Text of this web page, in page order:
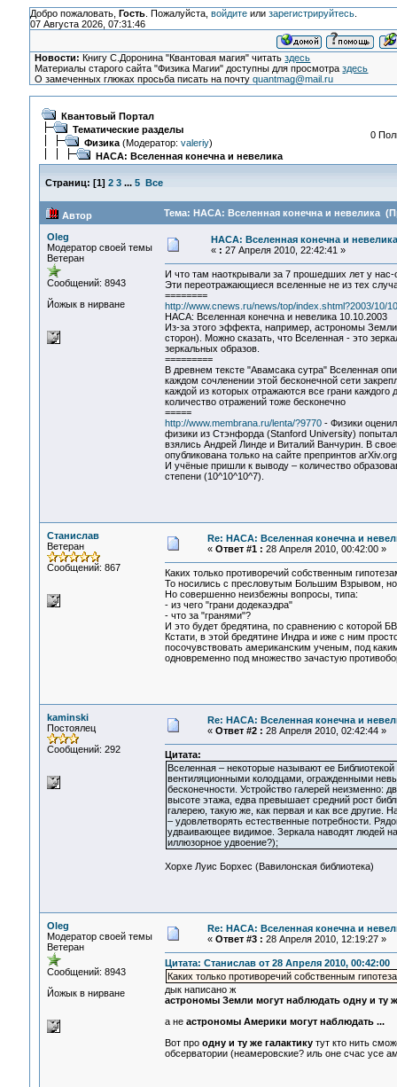
Добро пожаловать, Гость. Пожалуйста, войдитеили зарегистрируйтесь.
07 Августа 2026, 07:31:46
Новости: Книгу С.Доронина "Квантовая магия" читатьздесь
Материалы старого сайта "Физика Магии" доступны для просмотраздесь
О замеченных глюках просьба писать на почтуquantmag@mail.ru
Квантовый Портал
Тематические разделы
Физика(Модератор: valeriy)
НАСА: Вселенная конечна и невелика
0
Страниц: [1] 2 3 ... 5 Все
Автор Тема: НАСА: Вселенная конечна и невелика
Oleg
Модератор своей темы
Ветеран
Сообщений: 8943
Йожык в нирване
НАСА: Вселенная конечна и невелика
« : 27 Апреля 2010, 22:42:41 »
И что там наоткрывали за 7 прошедших лет у
Эти переотражающиеся вселенные не из тех
========
http://www.cnews.ru/news/top/index.shtml?2003/10/
НАСА: Вселенная конечна и невелика 10.10.2003
Из-за этого эффекта, например, астрономы
сторон). Можно сказать, что Вселенная - это
зеркальных образов.
=========
В древнем тексте "Авамсака сутра" Вселенная
каждом сочленении этой бесконечной сети
каждой из которых отражаются все грани
количество отражений тоже бесконечно
=====
http://www.membrana.ru/lenta/?9770- Физики
физики из Стэнфорда (Stanford University)
взялись Андрей Линде и Виталий Ванчурин. В
опубликована только на сайте препринтов
И учёные пришли к выводу – количество
степени (10^10^10^7).
Станислав
Ветеран
Сообщений: 867
Re: НАСА: Вселенная конечна и
« Ответ #1 : 28 Апреля 2010, 00:42:00 »
Каких только противоречий собственным
То носились с пресловутым Большим Взрывом, но
Но совершенно неизбежны вопросы, типа:
- из чего "грани додекаэдра"
- что за "гранями"?
И это будет бредятина, по сравнению с которой
Кстати, в этой бредятине Индра и иже с ним
посочувствовать американским ученым, под
одновременно под множество зачастую
kaminski
Постоялец
Сообщений: 292
Re: НАСА: Вселенная конечна и
« Ответ #2 : 28 Апреля 2010, 02:42:44 »
Цитата:
Вселенная – некоторые называют ее
вентиляционными колодцами, огражденными
бесконечности. Устройство галерей неизменно:
высоте этажа, едва превышает средний рост
галерею, такую же, как первая и как все другие.
– удовлетворять естественные потребности.
удваивающее видимое. Зеркала наводят людей
иллюзорное удвоение?);
Хорхе Луис Борхес (Вавилонская библиотека)
Oleg
Модератор своей темы
Ветеран
Сообщений: 8943
Йожык в нирване
Re: НАСА: Вселенная конечна и
« Ответ #3 : 28 Апреля 2010, 12:19:27 »
Цитата: Станислав от 28 Апреля 2010, 00:42:00
Каких только противоречий собственным
дык написано ж
астрономы Земли могут наблюдать одну и ту
а не астрономы Америки могут наблюдать ...
Вот про одну и ту же галактикутут кто нить
обсерватории (неамеровские? иль оне счас усе